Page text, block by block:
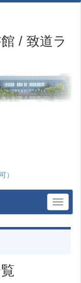
/ 致道ラ
）